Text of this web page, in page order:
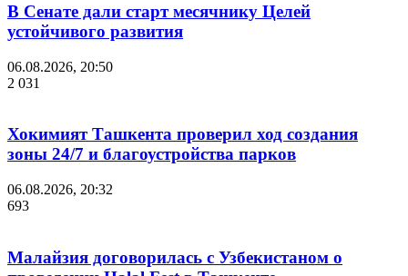
В Сенате дали старт месячнику Целей
устойчивого развития
06.08.2026, 20:50
2 031
Хокимият Ташкента проверил ход создания
зоны 24/7 и благоустройства парков
06.08.2026, 20:32
693
Малайзия договорилась с Узбекистаном о